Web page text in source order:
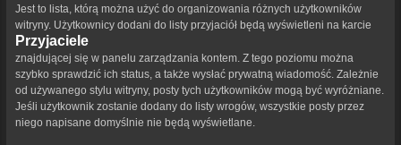
Jest to lista, którą można użyć do organizowania różnych użytkowników
witryny. Użytkownicy dodani do listy przyjaciół będą wyświetleni na karcie
Przyjaciele
znajdującej się w panelu zarządzania kontem. Z tego poziomu można
szybko sprawdzić ich status, a także wysłać prywatną wiadomość. Zależnie
od używanego stylu witryny, posty tych użytkowników mogą być wyróżniane.
Jeśli użytkownik zostanie dodany do listy wrogów, wszystkie posty przez
niego napisane domyślnie nie będą wyświetlane.